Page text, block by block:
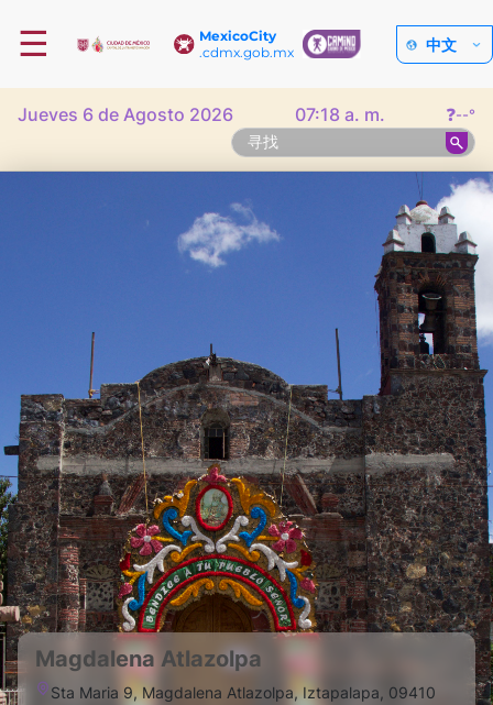
MexicoCity
.cdmx.gob.mx
☰ 中文
Jueves 6 de Agosto 2026 07:18 a. m. ❓--°
Magdalena Atlazolpa
Sta Maria 9, Magdalena Atlazolpa, Iztapalapa, 09410